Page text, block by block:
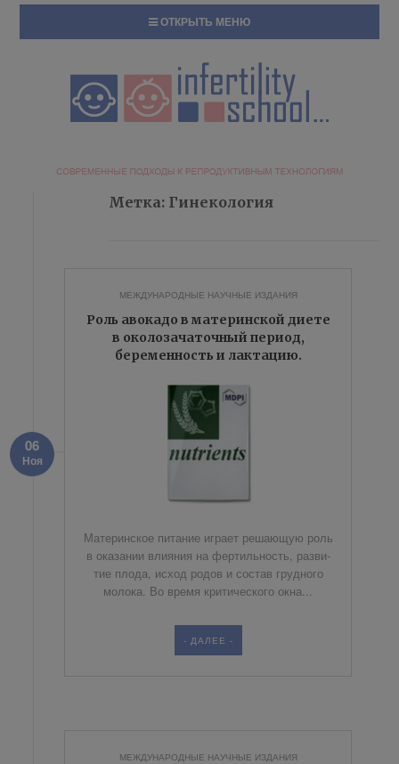
ОТКРЫТЬ МЕНЮ
Метка: Гинекология
МЕЖДУНАРОДНЫЕ НАУЧНЫЕ ИЗДАНИЯ
Роль авокадо в материнской диете
в околозачаточный период,
беременность и лактацию.
06
Ноя
Ма­те­рин­ское пи­та­ние иг­ра­ет ре­ша­ю­щую роль
в ока­за­нии вли­я­ния на фер­тиль­ность, раз­ви­
тие пло­да, ис­ход ро­дов и со­став груд­но­го
мо­ло­ка. Во вре­мя кри­ти­че­ско­го ок­на...
- ДАЛЕЕ -
МЕЖДУНАРОДНЫЕ НАУЧНЫЕ ИЗДАНИЯ